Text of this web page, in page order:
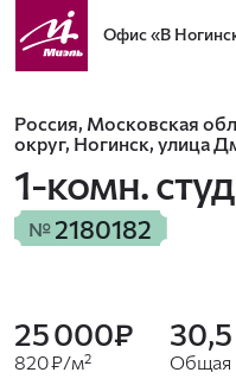
Офис«В
Россия, Московская
округ, Ногинск, улица
1-комн.
№ 2180182
25 000₽
820 ₽/м² Общая